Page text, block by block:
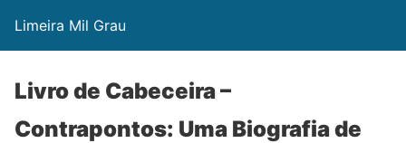
Limeira Mil Grau
Livro de Cabeceira –
Contrapontos: Uma Biografia de